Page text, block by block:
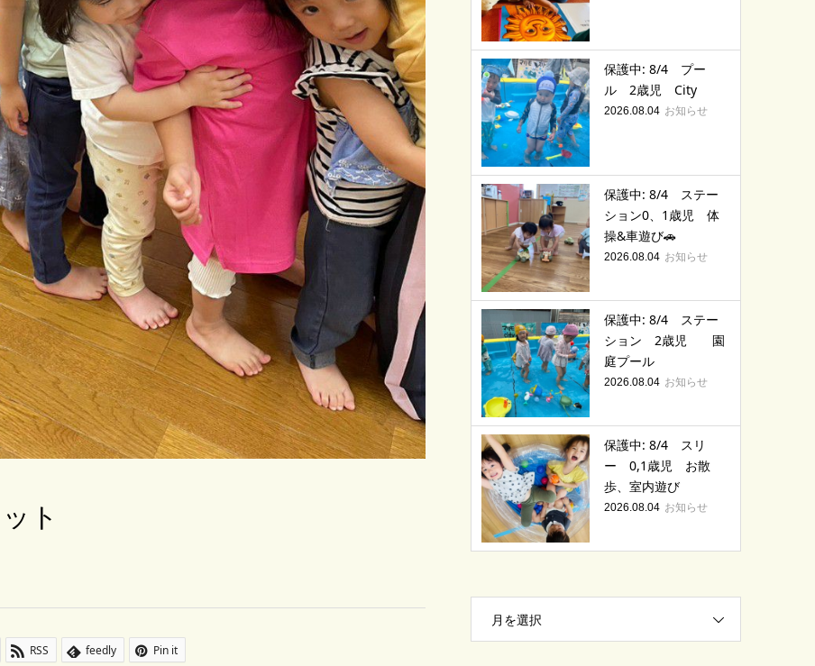
ト
RSS feedly Pin it
保護中: 8/4 プー
ル 2歳児 City
2026.08.04 お知らせ
保護中: 8/4 ステー
ション0、1歳児 体
操&車遊び🚗
2026.08.04 お知らせ
保護中: 8/4 ステー
ション 2歳児 園
庭プール
2026.08.04 お知らせ
保護中: 8/4 スリ
ー 0,1歳児 お散
歩、室内遊び
2026.08.04 お知らせ
月を選択